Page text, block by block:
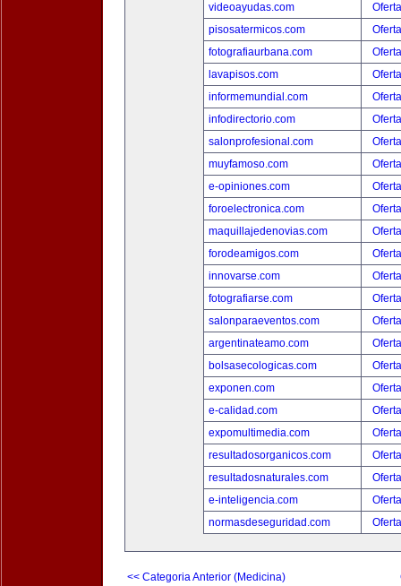
videoayudas.com
pisosatermicos.com
fotografiaurbana.com
lavapisos.com
informemundial.com
infodirectorio.com
salonprofesional.com
muyfamoso.com
e-opiniones.com
foroelectronica.com
maquillajedenovias.com
forodeamigos.com
innovarse.com
fotografiarse.com
salonparaeventos.com
argentinateamo.com
bolsasecologicas.com
exponen.com
e-calidad.com
expomultimedia.com
resultadosorganicos.com
resultadosnaturales.com
e-inteligencia.com
normasdeseguridad.com
<< Categoria Anterior (Medicina)